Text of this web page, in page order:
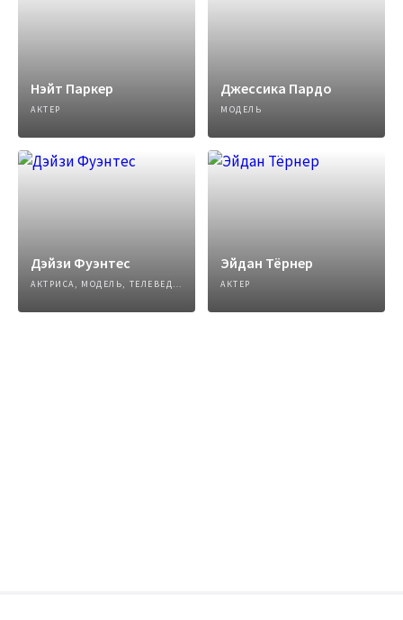
Нэйт Паркер
АКТЕР
Джессика Пардо
МОДЕЛЬ
Дэйзи Фуэнтес
АКТРИСА, МОДЕЛЬ, ТЕЛЕВЕДУЩИЙ
Эйдан Тёрнер
АКТЕР